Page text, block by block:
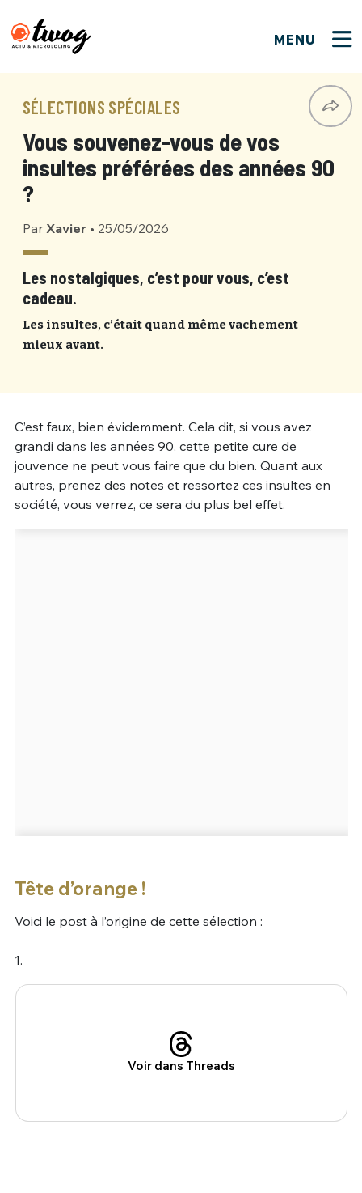
MENU
SÉLECTIONS SPÉCIALES
Vous souvenez-vous de vos
insultes préférées des années 90
?
Par Xavier • 25/05/2026
Les nostalgiques, c’est pour vous, c’est
cadeau.
Les insultes, c’était quand même vachement
mieux avant.
C’est faux, bien évidemment. Cela dit, si vous avez
grandi dans les années 90, cette petite cure de
jouvence ne peut vous faire que du bien. Quant aux
autres, prenez des notes et ressortez ces insultes en
société, vous verrez, ce sera du plus bel effet.
Tête d’orange !
Voici le post à l’origine de cette sélection :
1.
Voir dans Threads
Bienvenue !
PSEUDO*
PASSWORD*
Connexion
PSEUDO
MOT DE PASSE Mot de passe perdu ?
VOTRE PARTICIPATION
Que souhaitez-vous proposer ?
Quelques tweets
C'EST PARTI